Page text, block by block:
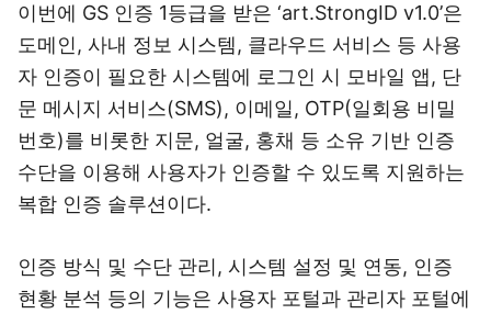
이번에 GS 인증 1등급을 받은 ‘art.StrongID v1.0’은
도메인, 사내 정보 시스템, 클라우드 서비스 등 사용
자 인증이 필요한 시스템에 로그인 시 모바일 앱, 단
문 메시지 서비스(SMS), 이메일, OTP(일회용 비밀
번호)를 비롯한 지문, 얼굴, 홍채 등 소유 기반 인증
수단을 이용해 사용자가 인증할 수 있도록 지원하는
복합 인증 솔루션이다.
인증 방식 및 수단 관리, 시스템 설정 및 연동, 인증
현황 분석 등의 기능은 사용자 포털과 관리자 포털에